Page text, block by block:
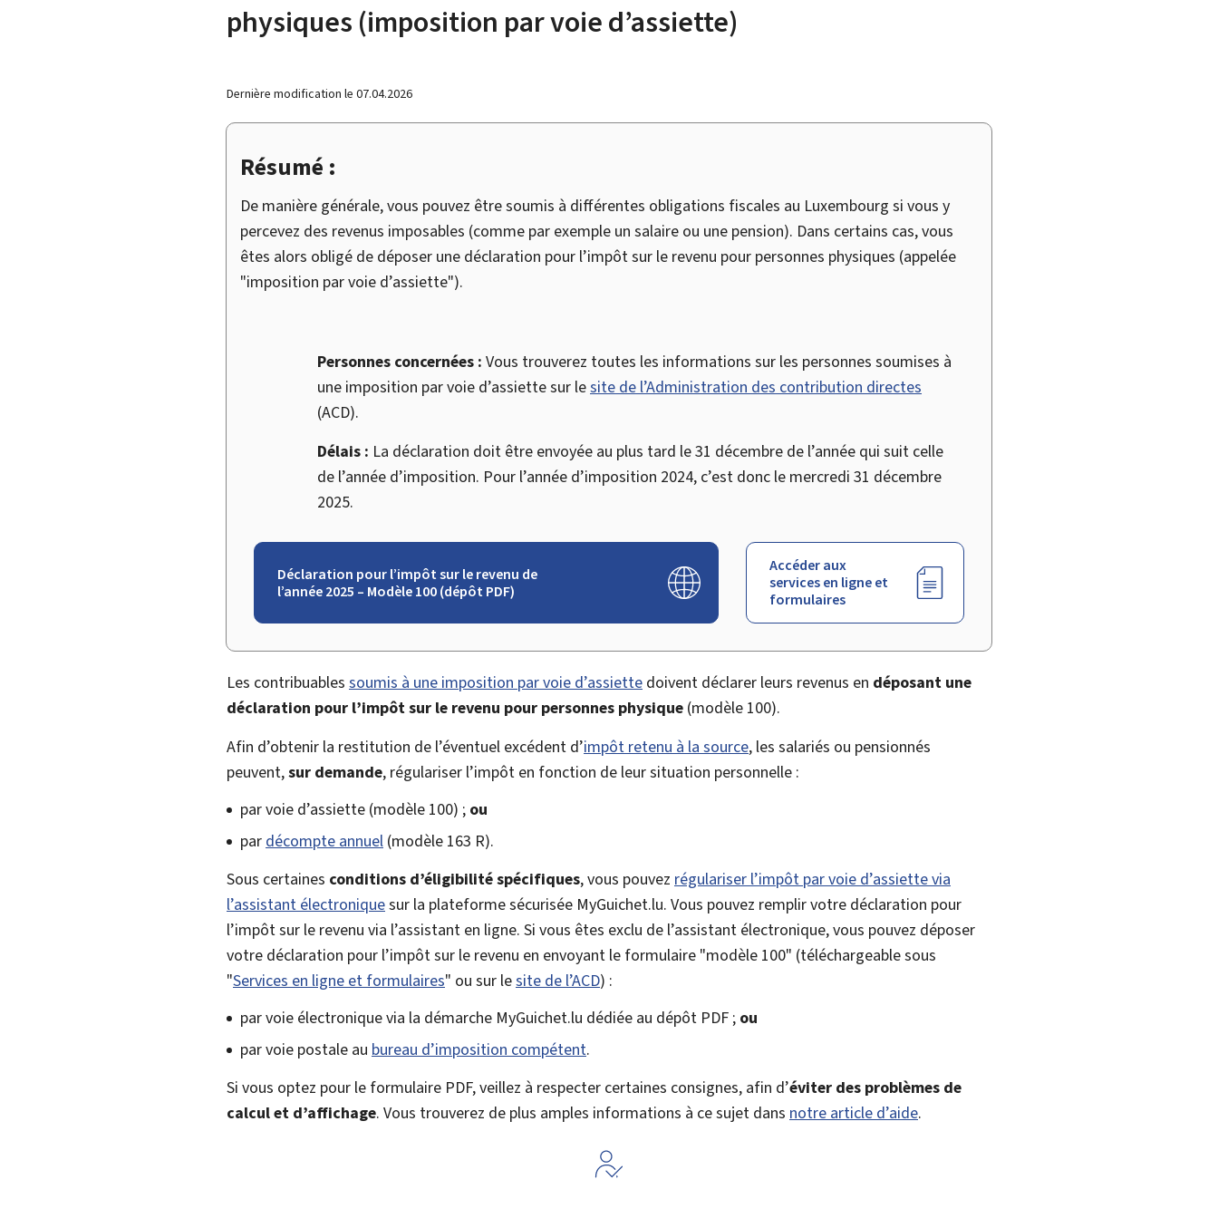
physiques (imposition par voie d’assiette)
Dernière modification le 07.04.2026
Résumé :
De manière générale, vous pouvez être soumis à différentes obligations fiscales au Luxembourg si vous y
percevez des revenus imposables (comme par exemple un salaire ou une pension). Dans certains cas, vous
êtes alors obligé de déposer une déclaration pour l’impôt sur le revenu pour personnes physiques (appelée
"imposition par voie d’assiette").
Personnes concernées : Vous trouverez toutes les informations sur les personnes soumises à
une imposition par voie d’assiette sur lesite de l’Administration des contribution directes
(ACD).
Délais : La déclaration doit être envoyée au plus tard le 31 décembre de l’année qui suit celle
de l’année d’imposition. Pour l’année d’imposition 2024, c’est donc le mercredi 31 décembre
2025.
Déclaration pour l’impôt sur le revenu de
l’année 2025 – Modèle 100 (dépôt PDF)
Accéder aux
services en ligne et
formulaires
Les contribuables soumis à une imposition par voie d’assiette doivent déclarer leurs revenus en déposant une
déclaration pour l’impôt sur le revenu pour personnes physique (modèle 100).
Afin d’obtenir la restitution de l’éventuel excédent d’impôt retenu à la source, les salariés ou pensionnés
peuvent,sur demande, régulariser l’impôt en fonction de leur situation personnelle :
par voie d’assiette (modèle 100) ; ou
par décompte annuel (modèle 163 R).
Sous certaines conditions d’éligibilité spécifiques, vous pouvez régulariser l’impôt par voie d’assiette via
l’assistant électroniquesur la plateforme sécurisée MyGuichet.lu. Vous pouvez remplir votre déclaration pour
l’impôt sur le revenu via l’assistant en ligne. Si vous êtes exclu de l’assistant électronique, vous pouvez déposer
votre déclaration pour l’impôt sur le revenu en envoyant le formulaire "modèle 100" (téléchargeable sous
"Services en ligne et formulaires" ou sur lesite de l’ACD) :
par voie électronique via la démarche MyGuichet.lu dédiée au dépôt PDF ; ou
par voie postale au bureau d’imposition compétent.
Si vous optez pour le formulaire PDF, veillez à respecter certaines consignes, afin d’éviter des problèmes de
calcul et d’affichage. Vous trouverez de plus amples informations à ce sujet dans notre article d’aide.